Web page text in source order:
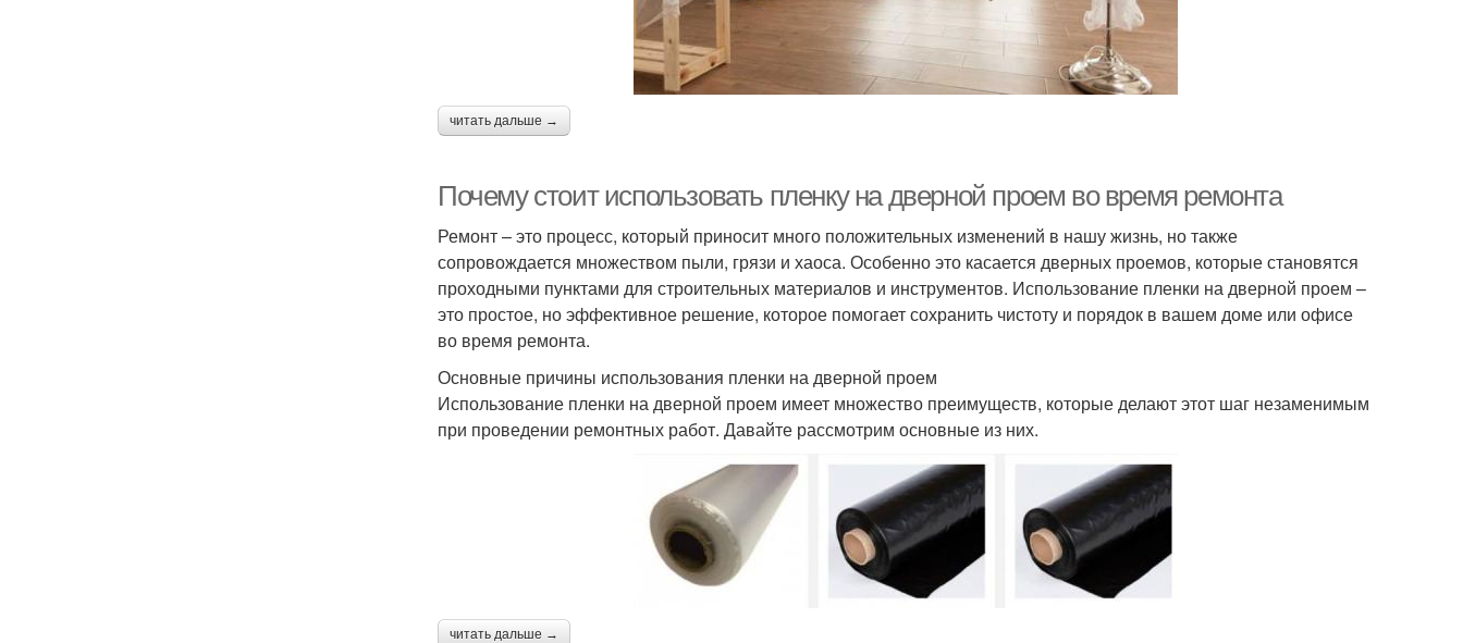
читать дальше →
Почему стоит использовать пленку на дверной проем во время ремонта
Ремонт – это процесс, который приносит много положительных изменений в нашу жизнь, но также
сопровождается множеством пыли, грязи и хаоса. Особенно это касается дверных проемов, которые становятся
проходными пунктами для строительных материалов и инструментов. Использование пленки на дверной проем –
это простое, но эффективное решение, которое помогает сохранить чистоту и порядок в вашем доме или офисе
во время ремонта.
Основные причины использования пленки на дверной проем
Использование пленки на дверной проем имеет множество преимуществ, которые делают этот шаг незаменимым
при проведении ремонтных работ. Давайте рассмотрим основные из них.
читать дальше →